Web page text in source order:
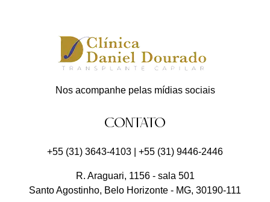
Nos acompanhe pelas mídias sociais
CONTATO
+55 (31) 3643-4103 +55 (31) 9446-2446
R. Araguari, 1156 - sala 501
Santo Agostinho, Belo Horizonte - MG, 30190-111